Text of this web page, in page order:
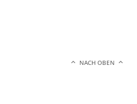
NACH OBEN